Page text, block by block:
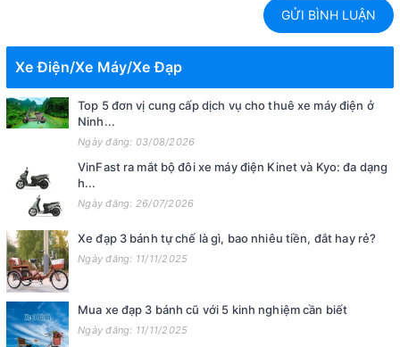
GỬI BÌNH LUẬN
Xe Điện/Xe Máy/Xe Đạp
Top 5 đơn vị cung cấp dịch vụ cho thuê xe máy điện ở
Ninh...
Ngày đăng: 03/08/2026
VinFast ra mắt bộ đôi xe máy điện Kinet và Kyo: đa dạng
h...
Ngày đăng: 26/07/2026
Xe đạp 3 bánh tự chế là gì, bao nhiêu tiền, đắt hay rẻ?
Ngày đăng: 11/11/2025
Mua xe đạp 3 bánh cũ với 5 kinh nghiệm cần biết
Ngày đăng: 11/11/2025